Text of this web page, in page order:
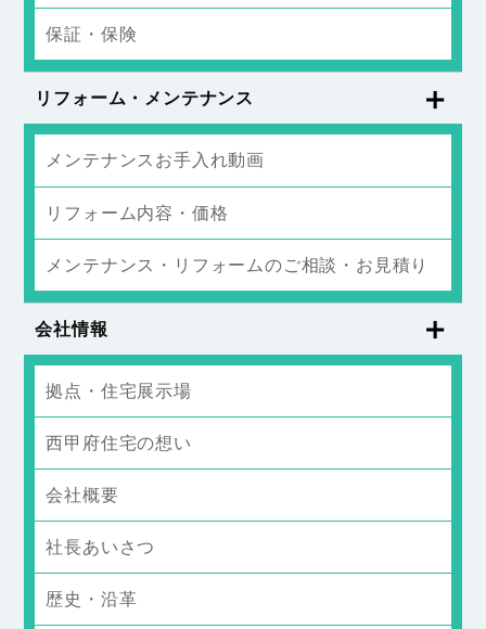
保証・保険
リフォーム・メンテナンス
メンテナンスお手入れ動画
リフォーム内容・価格
メンテナンス・リフォームのご相談・お見積り
会社情報
拠点・住宅展示場
西甲府住宅の想い
会社概要
社長あいさつ
歴史・沿革